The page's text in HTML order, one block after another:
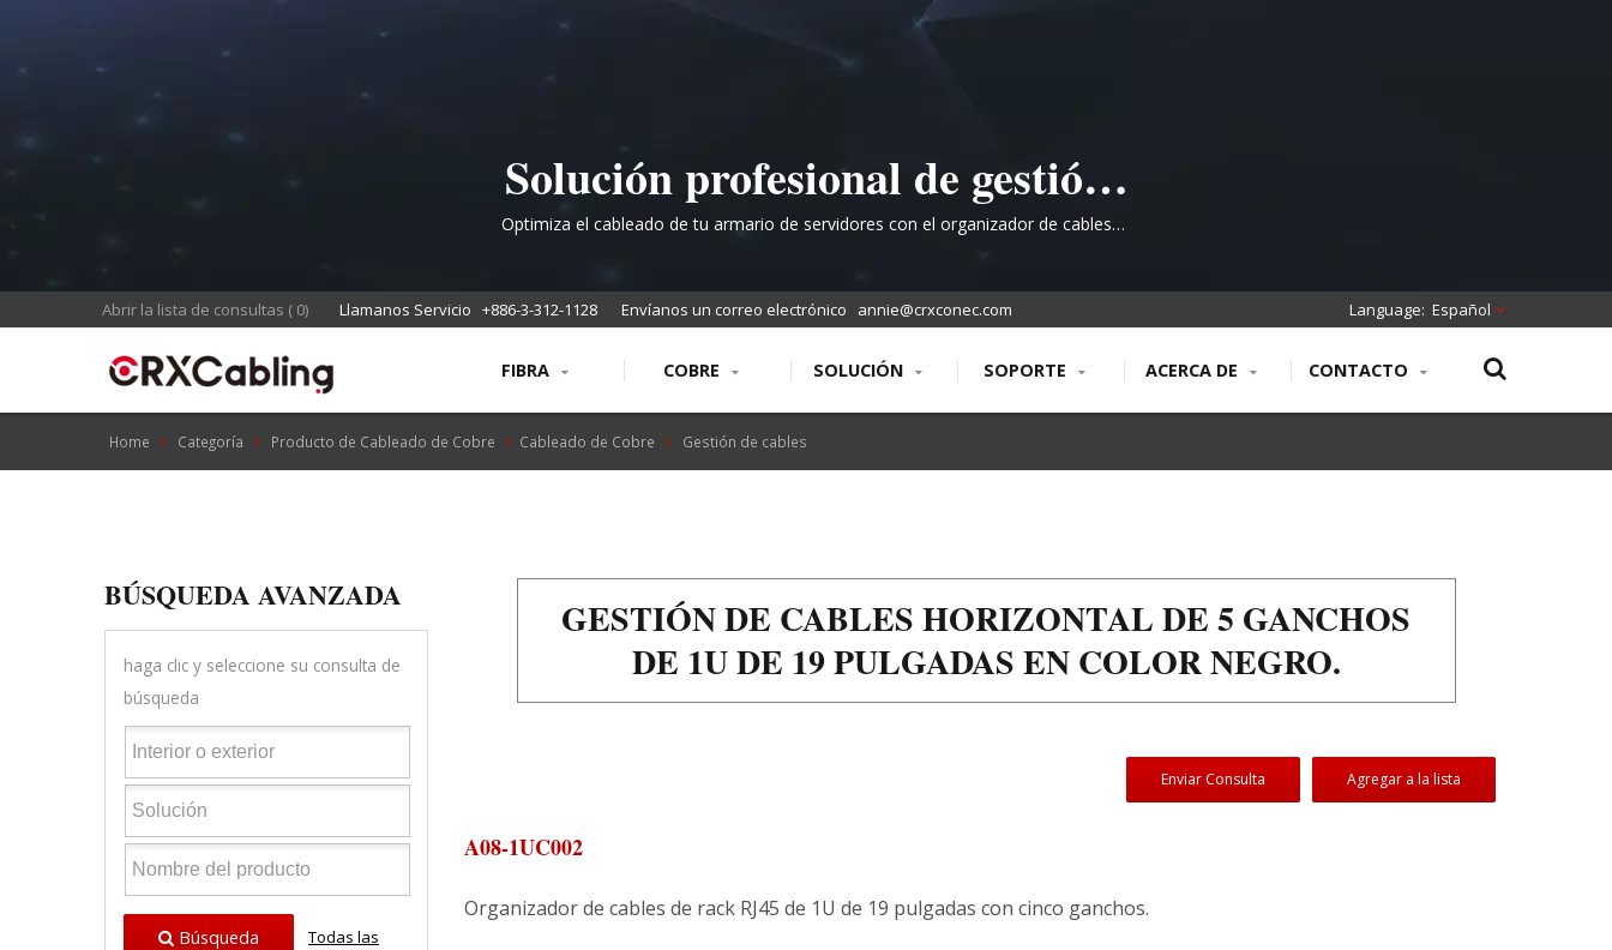
Solución profesional de gestión
de cables 1U para armarios de
rack de 19 pulgadas
Optimiza el cableado de tu armario de servidores con el organizador de cables
Abrir la lista de consultas ( 0) Llamanos Servicio +886-3-312-1128 Envíanos un correo electrónico annie@crxconec.com Español
FIBRA COBRE SOLUCIÓN SOPORTE ACERCA DE CONTACTO
Home Categoría Producto de Cableado de Cobre Cableado de Cobre Gestión de cables
BÚSQUEDA AVANZADA
haga clic y seleccione su consulta de
búsqueda
Búsqueda
Todas las
GESTIÓN DE CABLES HORIZONTAL DE 5 GANCHOS
DE 1U DE 19 PULGADAS EN COLOR NEGRO.
Enviar Consulta Agregar a la lista
A08-1UC002
Organizador de cables de rack RJ45 de 1U de 19 pulgadas con cinco ganchos.